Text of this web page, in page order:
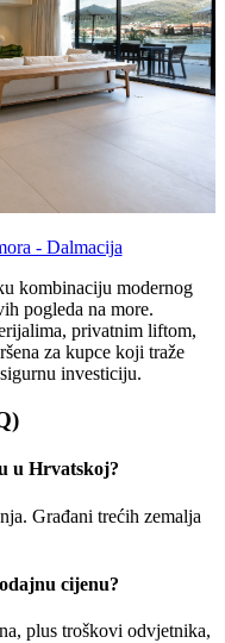
- Dalmacija
kombinaciju modernog
pogleda na more.
privatnim liftom,
za kupce koji traže
investiciju.
u Hrvatskoj?
Građani trećih zemalja
cijenu?
plus troškovi odvjetnika,